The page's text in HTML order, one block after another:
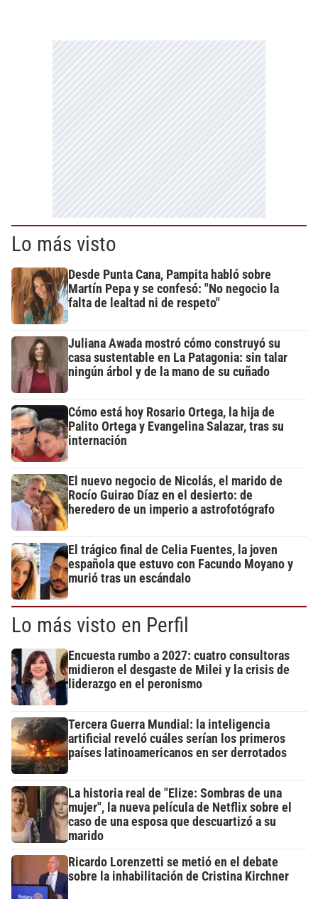
Lo más visto
Desde Punta Cana, Pampita habló sobre
Martín Pepa y se confesó: "No negocio la
falta de lealtad ni de respeto"
Juliana Awada mostró cómo construyó su
casa sustentable en La Patagonia: sin talar
ningún árbol y de la mano de su cuñado
Cómo está hoy Rosario Ortega, la hija de
Palito Ortega y Evangelina Salazar, tras su
internación
El nuevo negocio de Nicolás, el marido de
Rocío Guirao Díaz en el desierto: de
heredero de un imperio a astrofotógrafo
El trágico final de Celia Fuentes, la joven
española que estuvo con Facundo Moyano y
murió tras un escándalo
Lo más visto en Perfil
Encuesta rumbo a 2027: cuatro consultoras
midieron el desgaste de Milei y la crisis de
liderazgo en el peronismo
Tercera Guerra Mundial: la inteligencia
artificial reveló cuáles serían los primeros
países latinoamericanos en ser derrotados
La historia real de "Elize: Sombras de una
mujer", la nueva película de Netflix sobre el
caso de una esposa que descuartizó a su
marido
Ricardo Lorenzetti se metió en el debate
sobre la inhabilitación de Cristina Kirchner